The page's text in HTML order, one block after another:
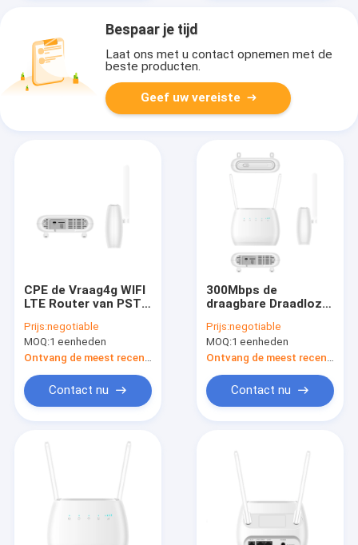
Bespaar je tijd
Laat ons met u contact opnemen met de
beste producten.
Geef uw vereiste
CPE de Vraag4g WIFI
LTE Router van PSTN
4G LTE Mifi met SIM
Card
Prijs:negotiable
MOQ:1 eenheden
Contact nu
300Mbps de
draagbare Draadloze
IPV6 van 4G LTE WIFI
Prijs:negotiable
MOQ:1 eenheden
Contact nu